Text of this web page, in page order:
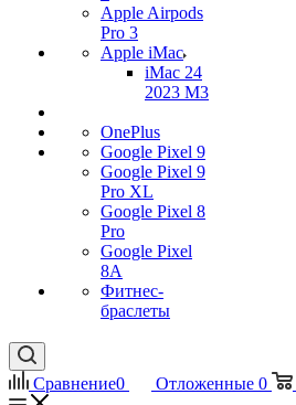
Apple Airpods
Pro 3
Apple iMac
iMac 24
2023 M3
OnePlus
Google Pixel 9
Google Pixel 9
Pro XL
Google Pixel 8
Pro
Google Pixel
8A
Фитнес-
браслеты
Сравнение0 Отложенные 0